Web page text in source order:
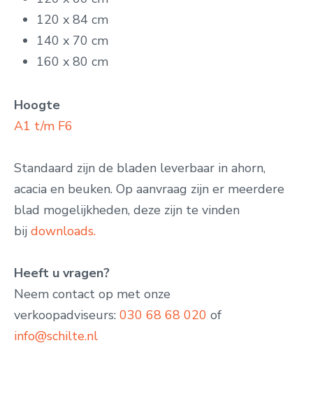
120 x 84 cm
140 x 70 cm
160 x 80 cm
Hoogte
A1 t/m F6
Standaard zijn de bladen leverbaar in ahorn,
acacia en beuken. Op aanvraag zijn er meerdere
blad mogelijkheden, deze zijn te vinden
bij downloads.
Heeft u vragen?
Neem contact op met onze
verkoopadviseurs: 030 68 68 020 of
info@schilte.nl